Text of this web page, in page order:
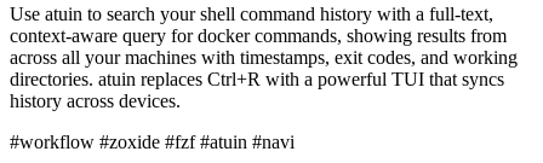
Use atuin to search your shell command history with a full-text,
context-aware query for docker commands, showing results from
across all your machines with timestamps, exit codes, and working
directories. atuin replaces Ctrl+R with a powerful TUI that syncs
history across devices.
#workflow #zoxide #fzf#atuin #navi